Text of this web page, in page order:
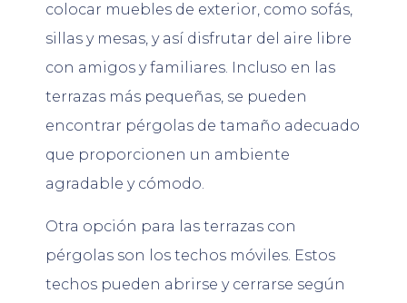
colocar muebles de exterior, como sofás,
sillas y mesas, y así disfrutar del aire libre
con amigos y familiares. Incluso en las
terrazas más pequeñas, se pueden
encontrar pérgolas de tamaño adecuado
que proporcionen un ambiente
agradable y cómodo.
Otra opción para las terrazas con
pérgolas son los techos móviles. Estos
techos pueden abrirse y cerrarse según